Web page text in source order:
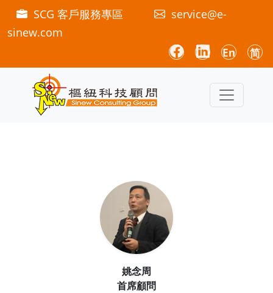
SCG 客戶服務專區
service@e-
sinew.com
En 简
姚念周
首席顧問